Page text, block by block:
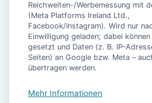
Reichweiten-/Werbemessung mit
(Meta Platforms Ireland Ltd.,
Facebook/Instagram). Wird nur
Einwilligung geladen; dabei
gesetzt und Daten (z. B. IP-
Seiten) an Google bzw. Meta –
übertragen werden.
Mehr Informationen